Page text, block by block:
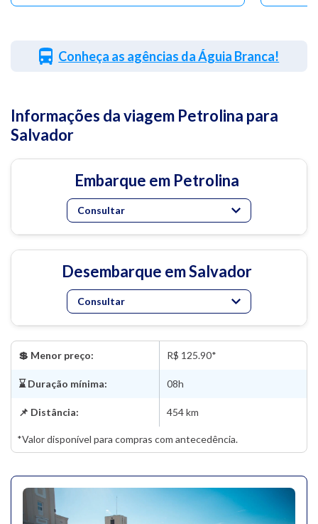
Conheça as agências da Águia Branca!
Informações da viagem Petrolina para
Salvador
Embarque em Petrolina
Consultar
Desembarque em Salvador
Consultar
💲 Menor preço: R$ 125.90*
⌛ Duração mínima: 08h
📌 Distância: 454 km
*Valor disponível para compras com antecedência.